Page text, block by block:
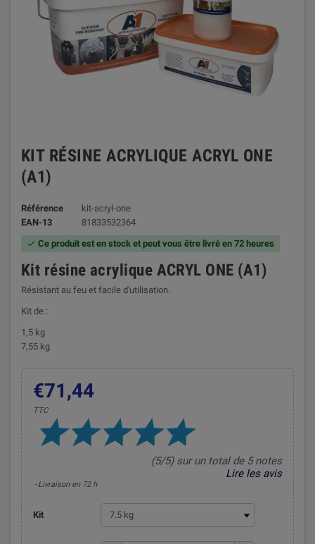
KIT RÉSINE ACRYLIQUE ACRYL ONE
(A1)
Référence
kit-acryl-one
EAN-13
81833532364
 Ce produit est en stock et peut vous être livré en 72 heures
Kit résine acrylique ACRYL ONE (A1)
Résistant au feu et facile d'utilisation.
Kit de :
1,5 kg
7,55 kg
€71,44
TTC
(5/5) sur un total de 5 notes
Lire les avis
Livraison en 72 h
Kit